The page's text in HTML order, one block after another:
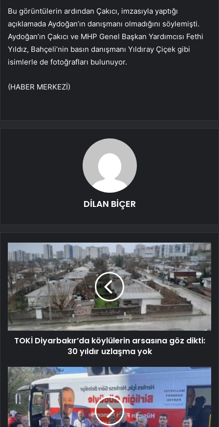
Bu görüntülerin ardından Çakıcı, imzasıyla yaptığı
açıklamada Aydoğan’ın danışmanı olmadığını söylemişti.
Aydoğan’ın Çakıcı ve MHP Genel Başkan Yardımcısı Fethi
Yıldız, Bahçeli’nin basın danışmanı Yıldıray Çiçek gibi
isimlerle de fotoğrafları bulunuyor.
(HABER MERKEZİ)
DİLAN BİÇER
TOKİ Diyarbakır’da köylülerin arsasına göz dikti:
30 yıldır uzlaşma yok